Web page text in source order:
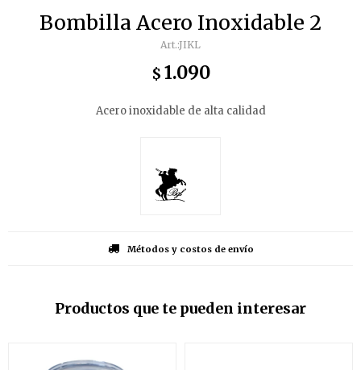
Bombilla Acero Inoxidable 2
JIKL
$ 1.090
Acero inoxidable de alta calidad
Métodos y costos de envío
Productos que te pueden interesar